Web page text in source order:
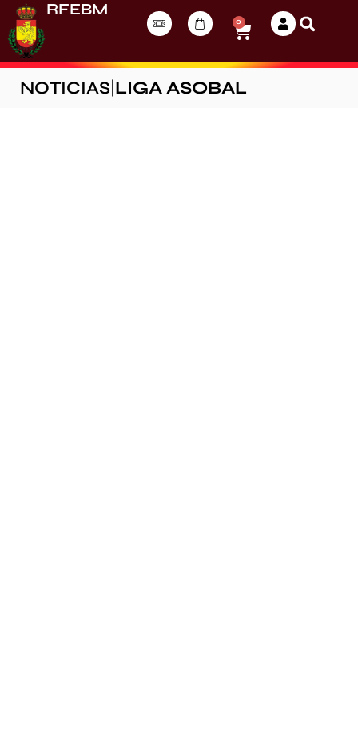
RFEBM
0
NOTICIAS LIGA ASOBAL